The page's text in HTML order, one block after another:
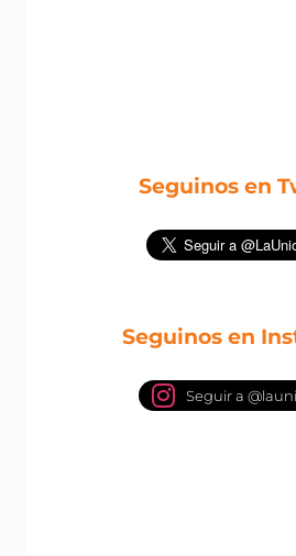
Seguinos en
Seguinos en
Seguir a